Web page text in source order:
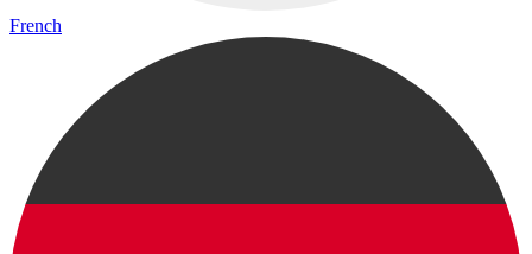
French